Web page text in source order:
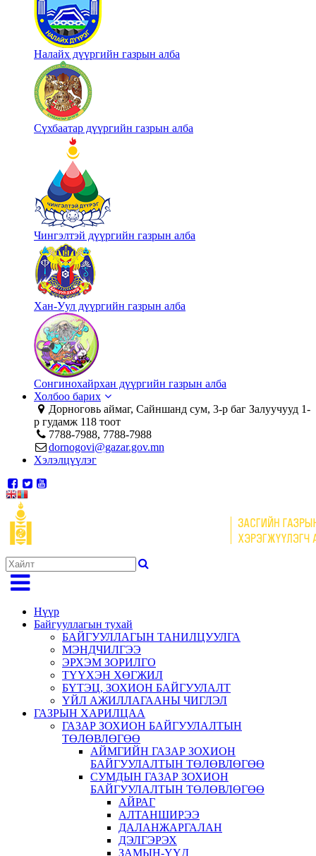
Налайх дүүргийн газрын алба
Сүхбаатар дүүргийн газрын алба
Чингэлтэй дүүргийн газрын алба
Хан-Уул дүүргийн газрын алба
Сонгинохайрхан дүүргийн газрын алба
Холбоо барих
Дорноговь аймаг, Сайншанд сум, 3-р баг Залуучууд 1-
р гудамж 118 тоот
7788-7988, 7788-7988
dornogovi@gazar.gov.mn
Хэлэлцүүлэг
Нүүр
Байгууллагын тухай
БАЙГУУЛЛАГЫН ТАНИЛЦУУЛГА
МЭНДЧИЛГЭЭ
ЭРХЭМ ЗОРИЛГО
ТҮҮХЭН ХӨГЖИЛ
БҮТЭЦ, ЗОХИОН БАЙГУУЛАЛТ
ҮЙЛ АЖИЛЛАГААНЫ ЧИГЛЭЛ
ГАЗРЫН ХАРИЛЦАА
ГАЗАР ЗОХИОН БАЙГУУЛАЛТЫН
ТӨЛӨВЛӨГӨӨ
АЙМГИЙН ГАЗАР ЗОХИОН
БАЙГУУЛАЛТЫН ТӨЛӨВЛӨГӨӨ
СУМДЫН ГАЗАР ЗОХИОН
БАЙГУУЛАЛТЫН ТӨЛӨВЛӨГӨӨ
АЙРАГ
АЛТАНШИРЭЭ
ДАЛАНЖАРГАЛАН
ДЭЛГЭРЭХ
ЗАМЫН-ҮҮД